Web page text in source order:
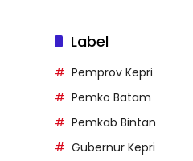
Label
Pemprov Kepri
Pemko Batam
Pemkab Bintan
Gubernur Kepri